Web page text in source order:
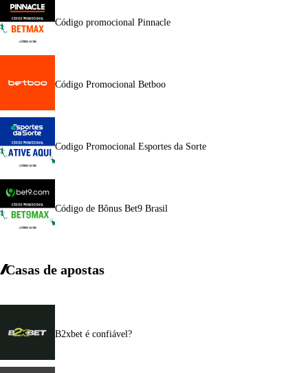
Código promocional Pinnacle
Código Promocional Betboo
Codigo Promocional Esportes da Sorte
Código de Bônus Bet9 Brasil
Casas de apostas
B2xbet é confiável?